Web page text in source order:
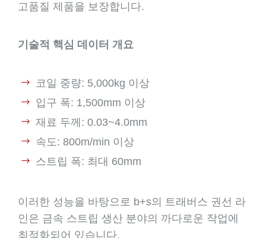
고품질 제품을 보장합니다.
기술적 핵심 데이터 개요
코일 중량: 5,000kg 이상
입구 폭: 1,500mm 이상
재료 두께: 0.03~4.0mm
속도: 800m/min 이상
스트립 폭: 최대 60mm
이러한 성능을 바탕으로 b+s의 트래버스 권선 라
인은 금속 스트립 생산 분야의 까다로운 작업에
최적화되어 있습니다.